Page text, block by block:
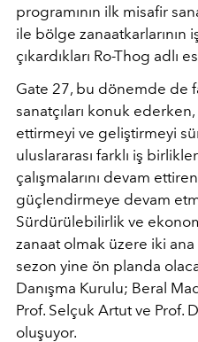
programının ilk misafir
ile bölge zanaatkarlarının
çıkardıkları Ro-Thog adlı
Gate 27, bu dönemde de
sanatçıları konuk
ettirmeyi ve geliştirmeyi
uluslararası farklı iş
çalışmalarını devam
güçlendirmeye devam
Sürdürülebilirlik ve
zanaat olmak üzere iki
sezon yine ön planda
Danışma Kurulu; Beral
Prof. Selçuk Artut ve Prof.
oluşuyor.